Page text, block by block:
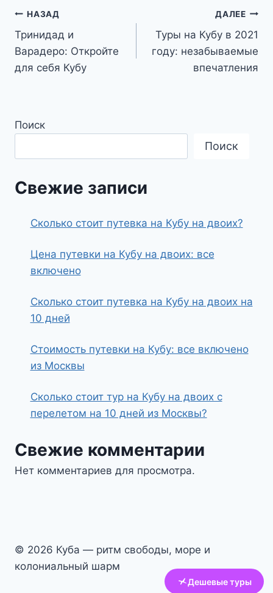
Навигация
по
записям
НАЗАД
Тринидад и
Варадеро: Откройте
для себя Кубу
ДАЛЕЕ
Туры на Кубу в 2021
году: незабываемые
впечатления
Поиск
Поиск
Свежие записи
Сколько стоит путевка на Кубу на двоих?
Цена путевки на Кубу на двоих: все
включено
Сколько стоит путевка на Кубу на двоих на
10 дней
Стоимость путевки на Кубу: все включено
из Москвы
Сколько стоит тур на Кубу на двоих с
перелетом на 10 дней из Москвы?
Свежие комментарии
Нет комментариев для просмотра.
© 2026 Куба — ритм свободы, море и
колониальный шарм
Дешевые туры